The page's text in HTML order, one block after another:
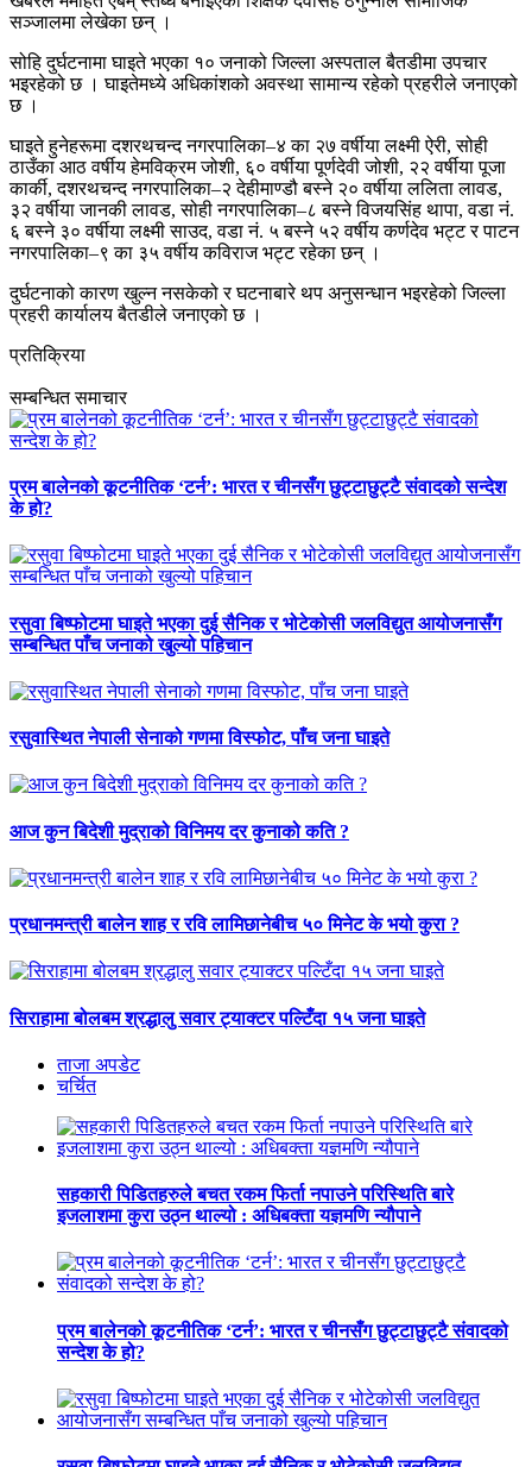
सञ्जालमा लेखेका छन् ।
सोहि दुर्घटनामा घाइते भएका १० जनाको जिल्ला अस्पताल बैतडीमा उपचार
भइरहेको छ । घाइतेमध्ये अधिकांशको अवस्था सामान्य रहेको प्रहरीले जनाएको
छ ।
घाइते हुनेहरूमा दशरथचन्द नगरपालिका–४ का २७ वर्षीया लक्ष्मी ऐरी, सोही
ठाउँका आठ वर्षीय हेमविक्रम जोशी, ६० वर्षीया पूर्णदेवी जोशी, २२ वर्षीया पूजा
कार्की, दशरथचन्द नगरपालिका–२ देहीमाण्डौ बस्ने २० वर्षीया ललिता लावड,
३२ वर्षीया जानकी लावड, सोही नगरपालिका–८ बस्ने विजयसिंह थापा, वडा नं.
६ बस्ने ३० वर्षीया लक्ष्मी साउद, वडा नं. ५ बस्ने ५२ वर्षीय कर्णदेव भट्ट र पाटन
नगरपालिका–९ का ३५ वर्षीय कविराज भट्ट रहेका छन् ।
दुर्घटनाको कारण खुल्न नसकेको र घटनाबारे थप अनुसन्धान भइरहेको जिल्ला
प्रहरी कार्यालय बैतडीले जनाएको छ ।
प्रतिक्रिया
सम्बन्धित समाचार
प्रम बालेनको कूटनीतिक ‘टर्न’: भारत र चीनसँग छुट्टाछुट्टै संवादको सन्देश
के हो?
रसुवा बिष्फोटमा घाइते भएका दुई सैनिक र भोटेकोसी जलविद्युत आयोजनासँग
सम्बन्धित पाँच जनाको खुल्यो पहिचान
रसुवास्थित नेपाली सेनाको गणमा विस्फोट, पाँच जना घाइते
आज कुन बिदेशी मुद्राको विनिमय दर कुनाको कति ?
प्रधानमन्त्री बालेन शाह र रवि लामिछानेबीच ५० मिनेट के भयो कुरा ?
सिराहामा बोलबम श्रद्धालु सवार ट्याक्टर पल्टिँदा १५ जना घाइते
ताजा अपडेट
चर्चित
सहकारी पिडितहरुले बचत रकम फिर्ता नपाउने परिस्थिति बारे
इजलाशमा कुरा उठ्न थाल्यो : अधिबक्ता यज्ञमणि न्यौपाने
प्रम बालेनको कूटनीतिक ‘टर्न’: भारत र चीनसँग छुट्टाछुट्टै संवादको
सन्देश के हो?